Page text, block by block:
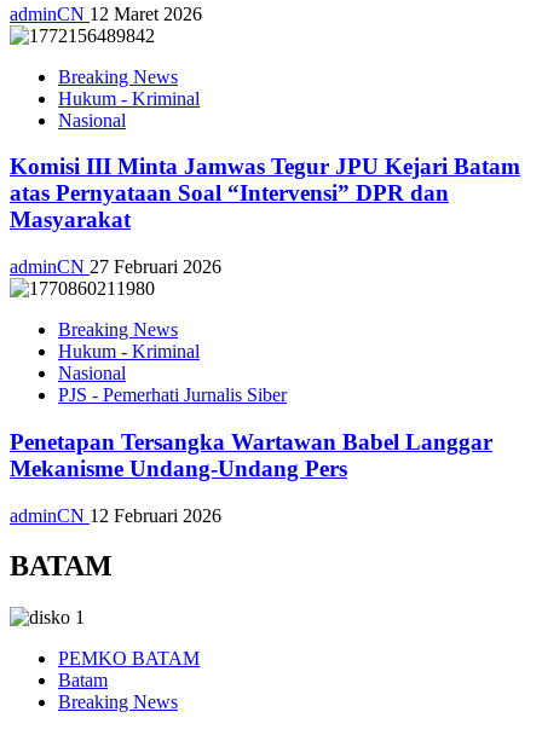
adminCN 12 Maret 2026
Breaking News
Hukum - Kriminal
Nasional
Komisi III Minta Jamwas Tegur JPU Kejari Batam
atas Pernyataan Soal “Intervensi” DPR dan
Masyarakat
adminCN 27 Februari 2026
Breaking News
Hukum - Kriminal
Nasional
PJS - Pemerhati Jurnalis Siber
Penetapan Tersangka Wartawan Babel Langgar
Mekanisme Undang-Undang Pers
adminCN 12 Februari 2026
BATAM
PEMKO BATAM
Batam
Breaking News